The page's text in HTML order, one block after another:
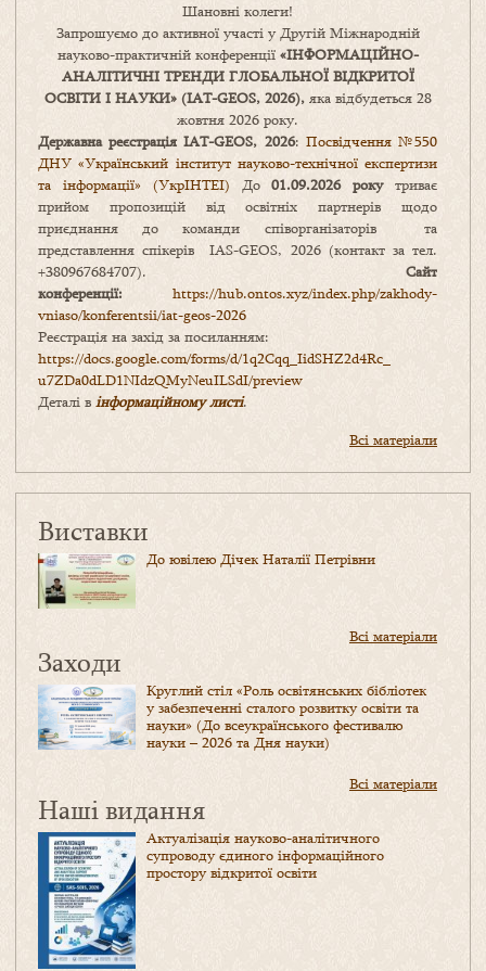
Шановні колеги!
Запрошуємо до активної участі у Другій Міжнародній
науково-практичній конференції «ІНФОРМАЦІЙНО-
АНАЛІТИЧНІ ТРЕНДИ ГЛОБАЛЬНОЇ ВІДКРИТОЇ
ОСВІТИ І НАУКИ» (IAT-GEOS, 2026),яка відбудеться 28
жовтня 2026 року.
Державна реєстрація IAT-GEOS, 2026: Посвідчення №550
ДНУ «Український інститут науково-технічної експертизи
та інформації» (УкрІНТЕІ) До01.09.2026 рокутриває
прийом пропозицій від освітніх партнерів щодо
приєднання до команди співорганізаторів та
представлення спікерів IAS-GEOS, 2026 (контакт за тел.
+380967684707). Сайт
конференції: https://hub.ontos.xyz/index.php/zakhody-
vniaso/konferentsii/iat-geos-2026
Реєстрація на захід за посиланням:
https://docs.google.com/forms/d/1q2Cqq_IidSHZ2d4Rc_
u7ZDa0dLD1NIdzQMyNeuILSdI/preview
Деталі в інформаційному листі.
Всі матеріали
Виставки
До ювілею Дічек Наталії Петрівни
Всі матеріали
Заходи
Круглий стіл «Роль освітянських бібліотек
у забезпеченні сталого розвитку освіти та
науки» (До всеукраїнського фестивалю
науки – 2026 та Дня науки)
Всі матеріали
Наші видання
Актуалізація науково-аналітичного
супроводу єдиного інформаційного
простору відкритої освіти